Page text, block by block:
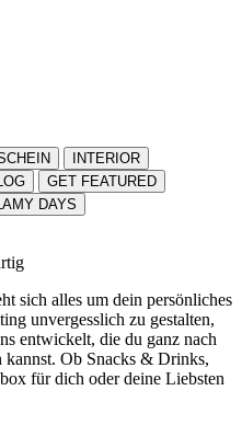
INTERIOR
GET FEATURED
DAYS
sich alles um dein persönliches
unvergesslich zu gestalten,
entwickelt, die du ganz nach
kannst. Ob Snacks & Drinks,
für dich oder deine Liebsten